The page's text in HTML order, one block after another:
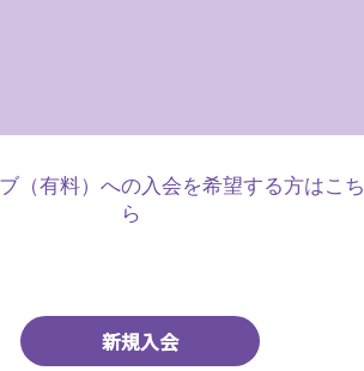
（有料）への入会を希望する方はこち
ら